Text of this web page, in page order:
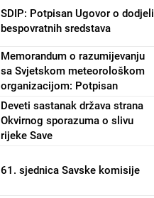
SDIP: Potpisan Ugovor o dodjeli
bespovratnih sredstava
Memorandum o razumijevanju
sa Svjetskom meteorološkom
organizacijom: Potpisan
Deveti sastanak država strana
Okvirnog sporazuma o slivu
rijeke Save
61. sjednica Savske komisije